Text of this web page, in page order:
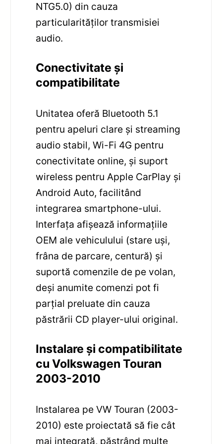
NTG5.0) din cauza
particularităților transmisiei
audio.
Conectivitate și
compatibilitate
Unitatea oferă Bluetooth 5.1
pentru apeluri clare și streaming
audio stabil, Wi-Fi 4G pentru
conectivitate online, și suport
wireless pentru Apple CarPlay și
Android Auto, facilitând
integrarea smartphone-ului.
Interfața afișează informațiile
OEM ale vehiculului (stare uși,
frâna de parcare, centură) și
suportă comenzile de pe volan,
deși anumite comenzi pot fi
parțial preluate din cauza
păstrării CD player-ului original.
Instalare și compatibilitate
cu Volkswagen Touran
2003-2010
Instalarea pe VW Touran (2003-
2010) este proiectată să fie cât
mai integrată, păstrând multe